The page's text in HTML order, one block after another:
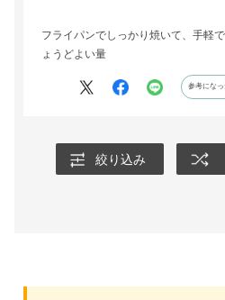
フライパンでしっかり焼いて、手軽
ょうどよい量
参考になっ
絞り込み